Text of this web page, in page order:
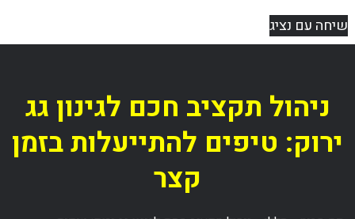
שיחה עם נציג
ניהול תקציב חכם לגינון גג
ירוק: טיפים להתייעלות בזמן
קצר